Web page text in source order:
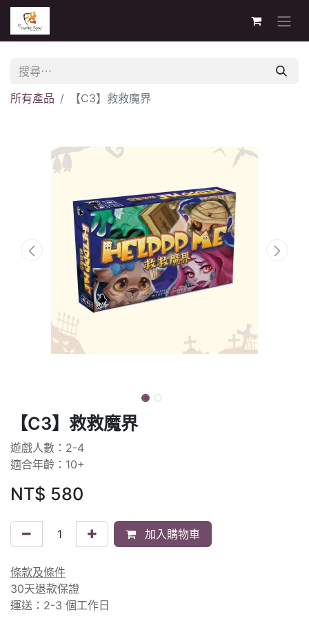
所有產品 【C3】救救魔界
【C3】救救魔界
遊戲人數：2-4
適合年齡：10+
NT$ 580
加入購物車
條款及條件
30天退款保證
運送：2-3 個工作日